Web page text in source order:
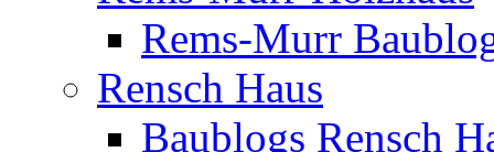
Rems-Murr
Rensch Haus
Baublogs Rensch